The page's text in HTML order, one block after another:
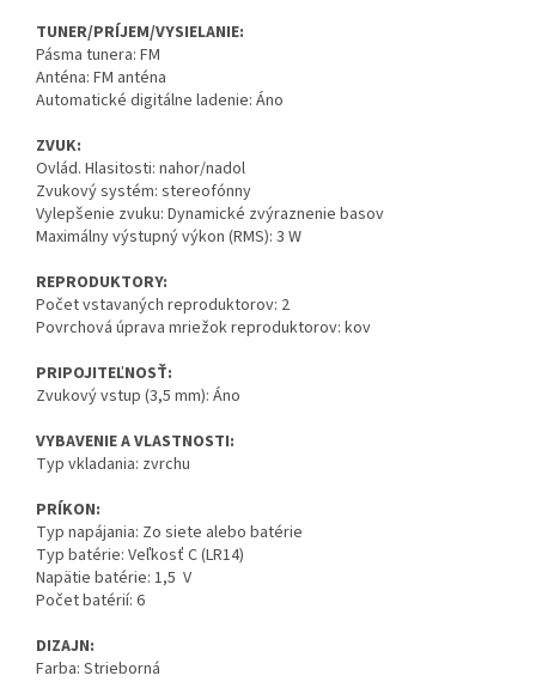
TUNER/PRÍJEM/VYSIELANIE:
Pásma tunera: FM
Anténa: FM anténa
Automatické digitálne ladenie: Áno
ZVUK:
Ovlád. Hlasitosti: nahor/nadol
Zvukový systém: stereofónny
Vylepšenie zvuku: Dynamické zvýraznenie basov
Maximálny výstupný výkon (RMS): 3 W
REPRODUKTORY:
Počet vstavaných reproduktorov: 2
Povrchová úprava mriežok reproduktorov: kov
PRIPOJITEĽNOSŤ:
Zvukový vstup (3,5 mm): Áno
VYBAVENIE A VLASTNOSTI:
Typ vkladania: zvrchu
PRÍKON:
Typ napájania: Zo siete alebo batérie
Typ batérie: Veľkosť C (LR14)
Napätie batérie: 1,5 V
Počet batérií: 6
DIZAJN:
Farba: Strieborná